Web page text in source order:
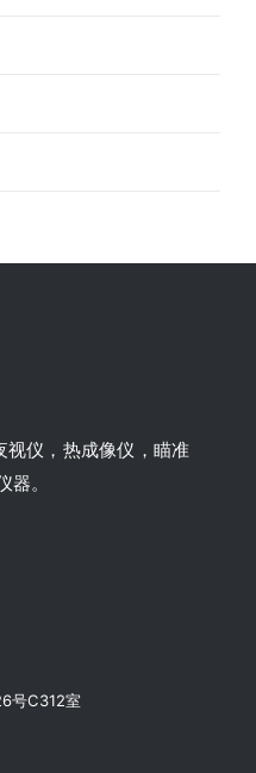
视仪，热成像仪，瞄准
器。
号C312室